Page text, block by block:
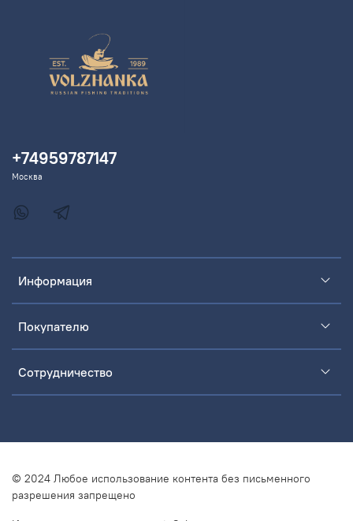
Информация
Покупателю
Сотрудничество
+74959787147
Москва
© 2024 Любое использование контента без письменного
разрешения запрещено